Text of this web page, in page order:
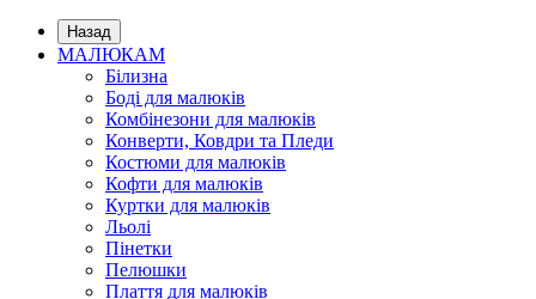
Назад
МАЛЮКАМ
Білизна
Боді для малюків
Комбінезони для малюків
Конверти, Ковдри та Пледи
Костюми для малюків
Кофти для малюків
Куртки для малюків
Льолі
Пінетки
Пелюшки
Плаття для малюків